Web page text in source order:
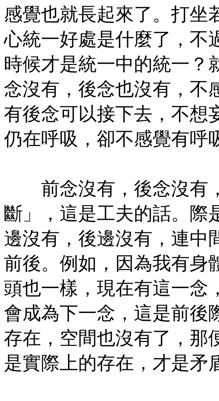
感覺也就長起來了。打坐
心統一好處是什麼了，不
時候才是統一中的統一？
念沒有，後念也沒有，不
有後念可以接下去，不想
仍在呼吸，卻不感覺有呼
前念沒有，後念沒有
斷」，這是工夫的話。際
邊沒有，後邊沒有，連中
前後。例如，因為我有身
頭也一樣，現在有這一念
會成為下一念，這是前後
存在，空間也沒有了，那
是實際上的存在，才是矛